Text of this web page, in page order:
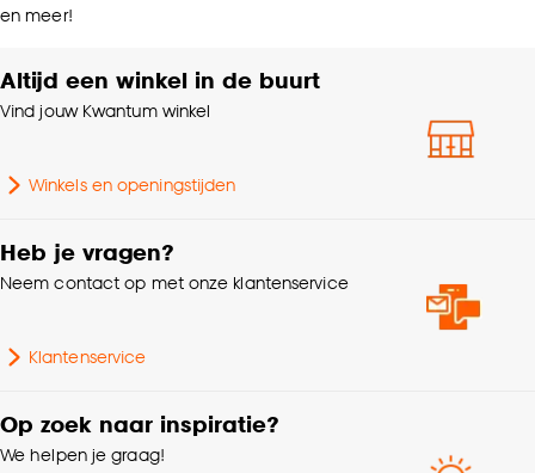
en meer!
Altijd een winkel in de buurt
Vind jouw Kwantum winkel
Winkels en openingstijden
Heb je vragen?
Neem contact op met onze klantenservice
Klantenservice
Op zoek naar inspiratie?
We helpen je graag!